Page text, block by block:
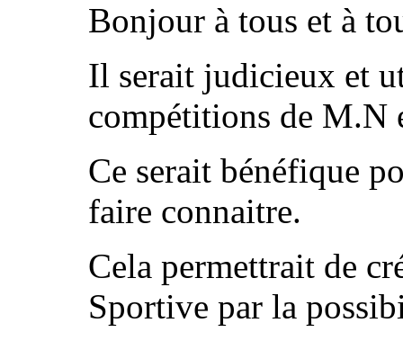
Bonjour à tous et à
Il serait judicieux et
compétitions de M.N
Ce serait bénéfique
faire connaitre.
Cela permettrait de
Sportive par la